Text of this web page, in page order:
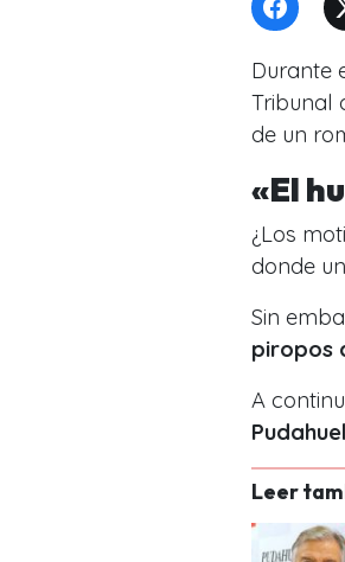
Durante
Tribunal
de un
«El
¿Los
donde
Sin
piropos
A
Leer